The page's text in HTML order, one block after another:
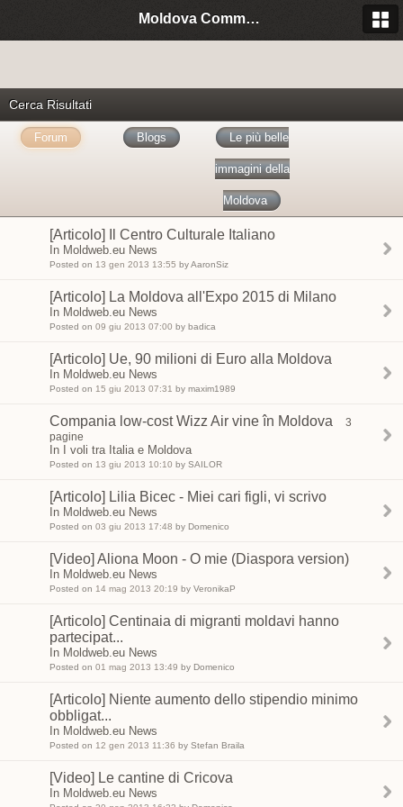
Moldova Community Italia
Cerca Risultati
Forum Blogs Le più belle
immagini della
Moldova
[Articolo] Il Centro Culturale Italiano
In Moldweb.eu News
Posted on 13 gen 2013 13:55 by AaronSiz
[Articolo] La Moldova all'Expo 2015 di Milano
In Moldweb.eu News
Posted on 09 giu 2013 07:00 by badica
[Articolo] Ue, 90 milioni di Euro alla Moldova
In Moldweb.eu News
Posted on 15 giu 2013 07:31 by maxim1989
Compania low-cost Wizz Air vine în Moldova
3
pagine
In I voli tra Italia e Moldova
Posted on 13 giu 2013 10:10 by SAILOR
[Articolo] Lilia Bicec - Miei cari figli, vi scrivo
In Moldweb.eu News
Posted on 03 giu 2013 17:48 by Domenico
[Video] Aliona Moon - O mie (Diaspora version)
In Moldweb.eu News
Posted on 14 mag 2013 20:19 by VeronikaP
[Articolo] Centinaia di migranti moldavi hanno
partecipat...
In Moldweb.eu News
Posted on 01 mag 2013 13:49 by Domenico
[Articolo] Niente aumento dello stipendio minimo
obbligat...
In Moldweb.eu News
Posted on 12 gen 2013 11:36 by Stefan Braila
[Video] Le cantine di Cricova
In Moldweb.eu News